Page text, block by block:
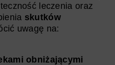
leczenia oraz
skutków
uwagę na:
obniżającymi